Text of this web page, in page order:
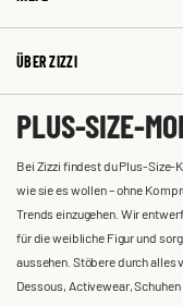
ÜBER ZIZZI
PLUS-SIZE-
Bei Zizzi findest du Plus-Size-
wie sie es wollen – ohne
Trends einzugehen. Wir
für die weibliche Figur und
aussehen. Stöbere durch alles
Dessous, Activewear,